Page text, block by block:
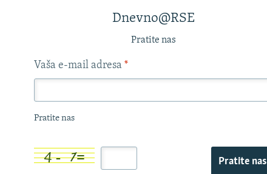
Dnevno@RSE
Pratite nas
Vaša e-mail adresa *
Pratite nas
Pratite nas